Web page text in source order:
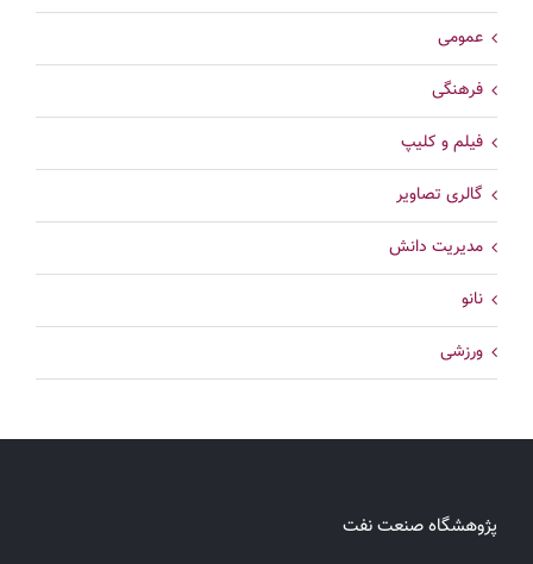
عمومی
فرهنگی
فیلم و کلیپ
گالری تصاویر
مدیریت دانش
نانو
ورزشی
پژوهشگاه صنعت نفت